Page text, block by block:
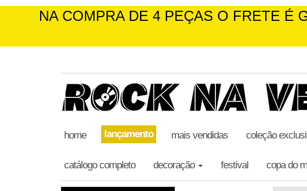
COMPRA DE 4 PEÇAS O FRETE É
to
home lançamento mais vendidas coleção
catálogo completo decoração
escolher categoria pesquisar